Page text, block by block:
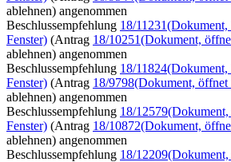
ablehnen) angenommen
Beschlussempfehlung 18/11231(Dokument,
Fenster) (Antrag 18/10251(Dokument,
ablehnen) angenommen
Beschlussempfehlung 18/11824(Dokument,
Fenster) (Antrag 18/9798(Dokument, öffnet
ablehnen) angenommen
Beschlussempfehlung 18/12579(Dokument,
Fenster) (Antrag 18/10872(Dokument,
ablehnen) angenommen
Beschlussempfehlung 18/12209(Dokument,